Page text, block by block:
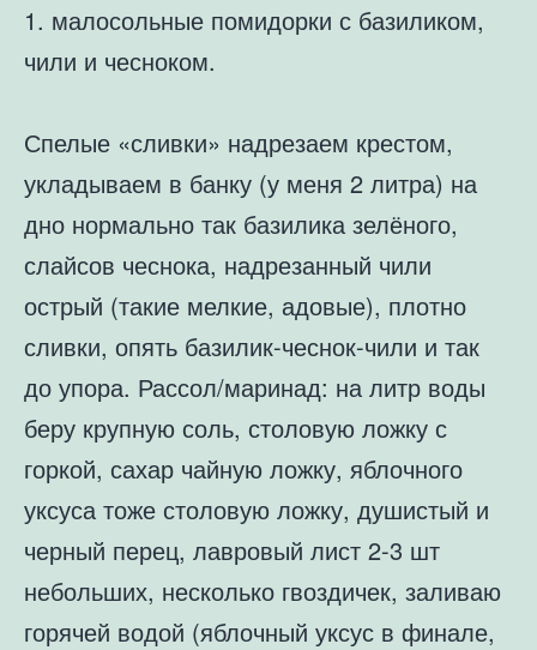
1. малосольные помидорки с базиликом,
чили и чесноком.
Спелые «сливки» надрезаем крестом,
укладываем в банку (у меня 2 литра) на
дно нормально так базилика зелёного,
слайсов чеснока, надрезанный чили
острый (такие мелкие, адовые), плотно
сливки, опять базилик-чеснок-чили и так
до упора. Рассол/маринад: на литр воды
беру крупную соль, столовую ложку с
горкой, сахар чайную ложку, яблочного
уксуса тоже столовую ложку, душистый и
черный перец, лавровый лист 2-3 шт
небольших, несколько гвоздичек, заливаю
горячей водой (яблочный уксус в финале,